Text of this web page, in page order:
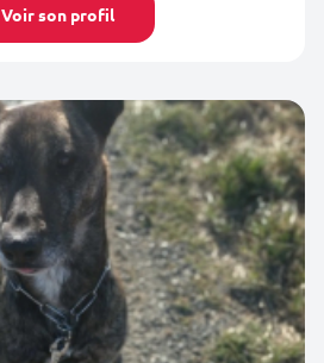
Voir son profil